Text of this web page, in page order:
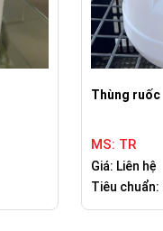
Thùng ruốc
MS: TR
Giá: Liên hệ
Tiêu chuẩn: